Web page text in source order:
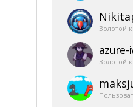
Золотой
azure-​
Золотой